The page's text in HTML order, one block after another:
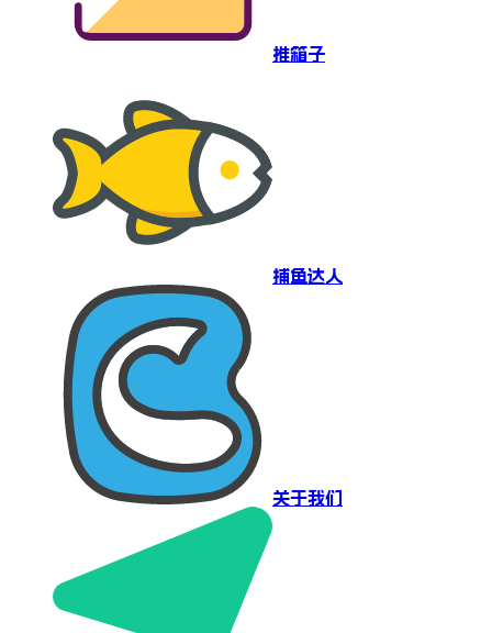
推箱子
捕鱼达人
关于我们